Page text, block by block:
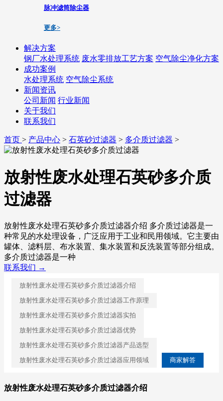
脉冲滤筒除尘器
更多>
解决方案
钢厂水处理系统 废水零排放工艺方案 空气除尘净化方案
成功案例
水处理系统 空气除尘系统
新闻资讯
公司新闻 行业新闻
关于我们
联系我们
首页 > 产品中心 > 石英砂过滤器 > 多介质过滤器 >
放射性废水处理石英砂多介质
过滤器
放射性废水处理石英砂多介质过滤器介绍 多介质过滤器是一
种常见的水处理设备，广泛应用于工业和民用领域。它主要由
罐体、滤料层、布水装置、集水装置和反洗装置等部分组成。
多介质过滤器是一种
联系我们 →
放射性废水处理石英砂多介质过滤器介绍
放射性废水处理石英砂多介质过滤器工作原理
放射性废水处理石英砂多介质过滤器实拍
放射性废水处理石英砂多介质过滤器优势
放射性废水处理石英砂多介质过滤器产品选型
放射性废水处理石英砂多介质过滤器应用领域
商家解答
放射性废水处理石英砂多介质过滤器介绍